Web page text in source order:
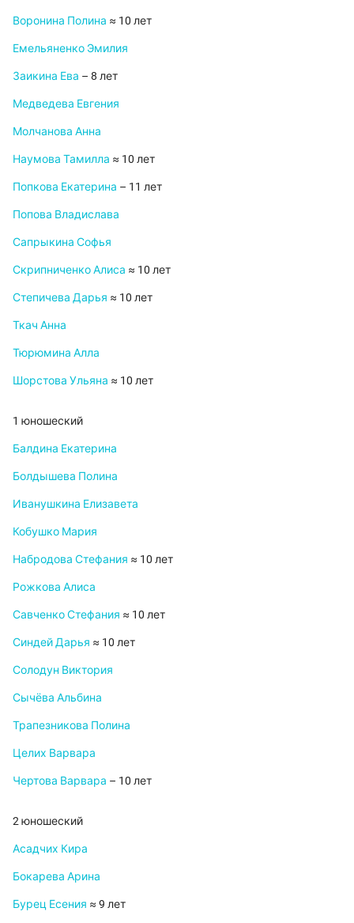
Воронина Полина ≈ 10 лет
Емельяненко Эмилия
Заикина Ева – 8 лет
Медведева Евгения
Молчанова Анна
Наумова Тамилла ≈ 10 лет
Попкова Екатерина – 11 лет
Попова Владислава
Сапрыкина Софья
Скрипниченко Алиса ≈ 10 лет
Степичева Дарья ≈ 10 лет
Ткач Анна
Тюрюмина Алла
Шорстова Ульяна ≈ 10 лет
1 юношеский
Балдина Екатерина
Болдышева Полина
Иванушкина Елизавета
Кобушко Мария
Набродова Стефания ≈ 10 лет
Рожкова Алиса
Савченко Стефания ≈ 10 лет
Синдей Дарья ≈ 10 лет
Солодун Виктория
Сычёва Альбина
Трапезникова Полина
Целих Варвара
Чертова Варвара – 10 лет
2 юношеский
Асадчих Кира
Бокарева Арина
Бурец Есения ≈ 9 лет